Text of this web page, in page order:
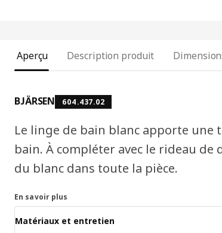
Aperçu Description produit
BJÄRSEN 604.437.02
Le linge de bain blanc apporte une
bain. À compléter avec le rideau de
du blanc dans toute la pièce.
En savoir plus
Matériaux et entretien